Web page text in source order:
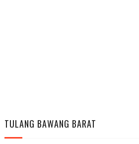
TULANG BAWANG BARAT